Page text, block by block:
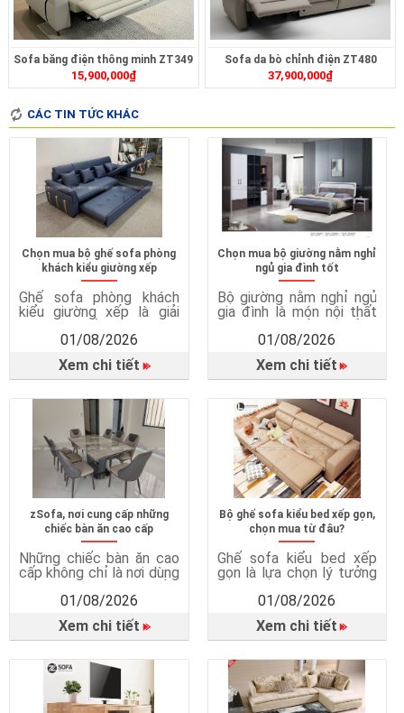
Sofa băng điện thông minh ZT349
15,900,000₫
Sofa da bò chỉnh điện ZT480
37,900,000₫
CÁC TIN TỨC KHÁC
Chọn mua bộ ghế sofa phòng
khách kiểu giường xếp
Ghế sofa phòng khách
kiểu giường xếp là giải
kết hợp giữa ghế sofa và
giường ngủ trong cùng
một sản phẩm. Vì sao
cần ghế sofa giường?
Tiết kiệm diện tích hiệu
quả Sofa giường rất phù
hợp với căn hộ chung cư,
phòng ngủ nhỏ hoặc nhà
có […]
01/08/2026
Xem chi tiết
Chọn mua bộ giường nằm nghỉ
ngủ gia đình tốt
Bộ giường nằm nghỉ ngủ
gia đình là món nội thất
trực tiếp đến chất lượng
giấc ngủ, sức khỏe và sự
tiện nghi trong cuộc
sống hằng ngày. Một
chiếc giường ngủ phù
hợp không chỉ mang đến
giấc ngủ ngon mà còn
giúp bảo vệ sức khỏe, tối
ưu […]
01/08/2026
Xem chi tiết
zSofa, nơi cung cấp những
chiếc bàn ăn cao cấp
Những chiếc bàn ăn cao
cấp không chỉ là nơi dùng
tạo nên không gian sinh
hoạt chung ấm cúng và
tiện nghi cho cả gia đình.
Vì sao cần có bàn ghế
phòng ăn? Tạo không
gian sum họp gia đình
Bàn ăn là nơi các thành
viên cùng […]
01/08/2026
Xem chi tiết
Bộ ghế sofa kiểu bed xếp gọn,
chọn mua từ đâu?
Ghế sofa kiểu bed xếp
gọn là lựa chọn lý tưởng
đại nhờ thiết kế đa năng,
tiết kiệm diện tích và
mang lại nhiều tiện ích
dành cho gia đình. Vì sao
nên chọn mua ghế sofa
bed? Tối ưu không gian
sống Ghế sofa bed kết
hợp hai […]
01/08/2026
Xem chi tiết